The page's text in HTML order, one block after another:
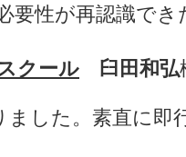
要性が再認識で
クール 臼田和弘
した。素直に即